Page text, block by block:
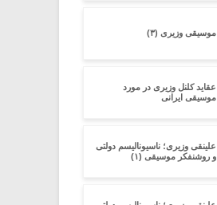
موسیقی وزیری (۳)
عقاید کلنل وزیری در مورد
موسیقی ایرانی
علینقی وزیری؛ ناسیونالیسم دولتی
و روشنفکر موسیقی (۱)